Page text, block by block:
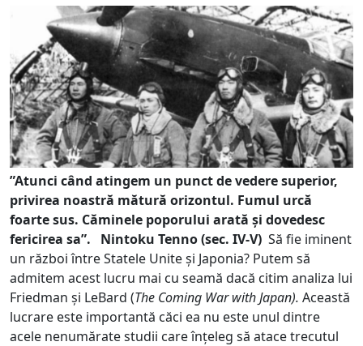
”Atunci când atingem un punct de vedere superior,
privirea noastră mătură orizontul. Fumul urcă
foarte sus. Căminele poporului arată și dovedesc
fericirea sa”.
Nintoku Tenno (sec. IV-V) Să fie iminent
un război între Statele Unite și Japonia? Putem să
admitem acest lucru mai cu seamă dacă citim analiza lui
Friedman și LeBard (The Coming War with Japan). Această
lucrare este importantă căci ea nu este unul dintre
acele nenumărate studii care înțeleg să atace trecutul